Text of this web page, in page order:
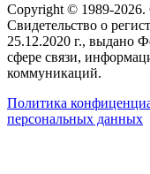
Copyright © 1989-
Свидетельство о
25.12.2020 г., выдано
сфере связи,
коммуникаций.
Политика
персональных данных